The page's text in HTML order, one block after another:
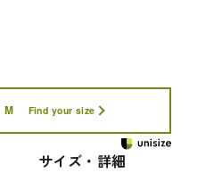
M Find your size
サイズ・詳細